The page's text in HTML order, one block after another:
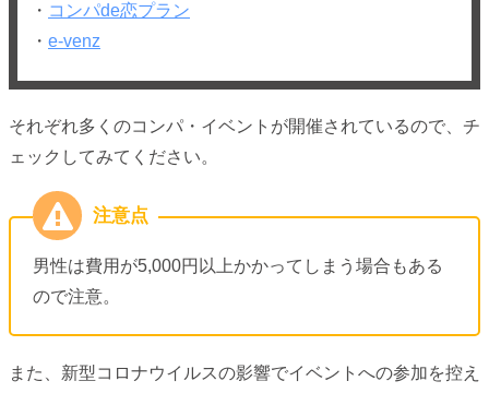
・ コンパde恋プラン
・ e-venz
それぞれ多くのコンパ・イベントが開催されているので、チ
ェックしてみてください。
男性は費用が5,000円以上かかってしまう場合もある
ので注意。
また、新型コロナウイルスの影響でイベントへの参加を控え